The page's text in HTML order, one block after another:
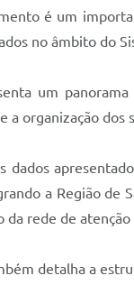
é um
no âmbito do
um
a organização dos
dados
a Região de
rede de atenção
detalha a